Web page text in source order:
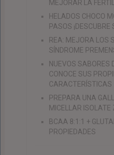
MEJORAR LA
HELADOS CHOCO
PASOS ¡DESCUBRE
REA: MEJORA LOS
SÍNDROME
NUEVOS SABORES
CONOCE SUS
CARACTERÍSTICAS
PREPARA UNA
MICELLAR ISOLATE
BCAA 8:1:1 +
PROPIEDADES